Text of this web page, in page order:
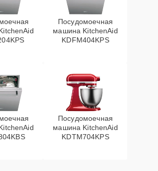
Посудомоечная
машина KitchenAid
KDFM404KPS
Посудомоечная
машина KitchenAid
KDTM704KPS